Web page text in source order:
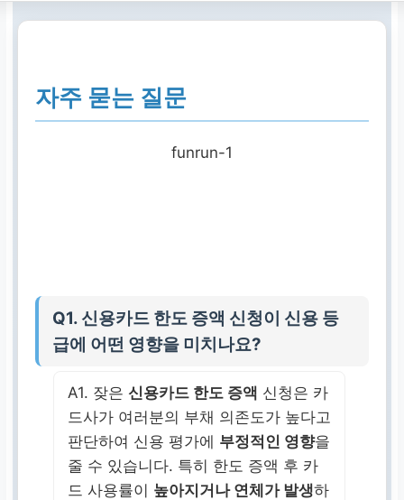
자주 묻는 질문
funrun-1
Q1. 신용카드 한도 증액 신청이 신용 등
급에 어떤 영향을 미치나요?
A1. 잦은신용카드 한도 증액 신청은 카
드사가 여러분의 부채 의존도가 높다고
판단하여 신용 평가에 부정적인 영향을
줄 수 있습니다. 특히 한도 증액 후 카
드 사용률이 높아지거나 연체가 발생하